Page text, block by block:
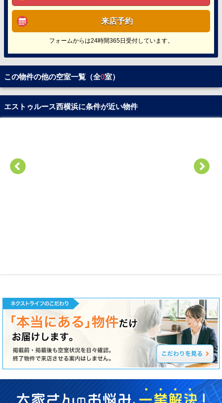
来店予約
フォームからは24時間365日受付しています。
この物件の他の空室一覧（全0室）
エストゥルース西横浜に条件が近い物件